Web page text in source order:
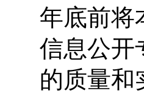
年底前将
信息公开
的质量和